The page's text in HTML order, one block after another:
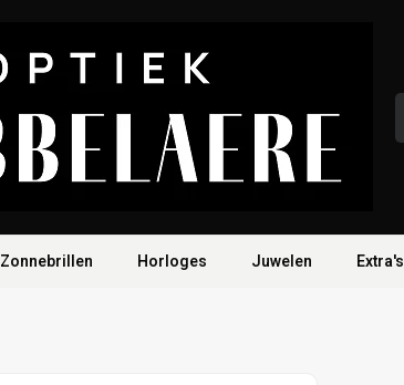
Zonnebrillen Horloges Juwelen Extra's